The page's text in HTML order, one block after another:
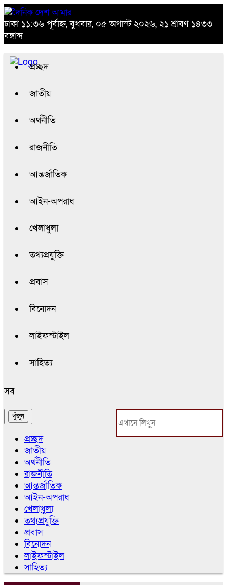
ঢাকা ১১:৩৬ পূর্বাহ্ন, বুধবার, ০৫ অগাস্ট ২০২৬, ২১ শ্রাবণ ১৪৩৩
বঙ্গাব্দ
প্রচ্ছদ
জাতীয়
অর্থনীতি
রাজনীতি
আন্তর্জাতিক
আইন-অপরাধ
খেলাধুলা
তথ্যপ্রযুক্তি
প্রবাস
বিনোদন
লাইফস্টাইল
সাহিত্য
সব
প্রচ্ছদ
জাতীয়
অর্থনীতি
রাজনীতি
আন্তর্জাতিক
আইন-অপরাধ
খেলাধুলা
তথ্যপ্রযুক্তি
প্রবাস
বিনোদন
লাইফস্টাইল
সাহিত্য